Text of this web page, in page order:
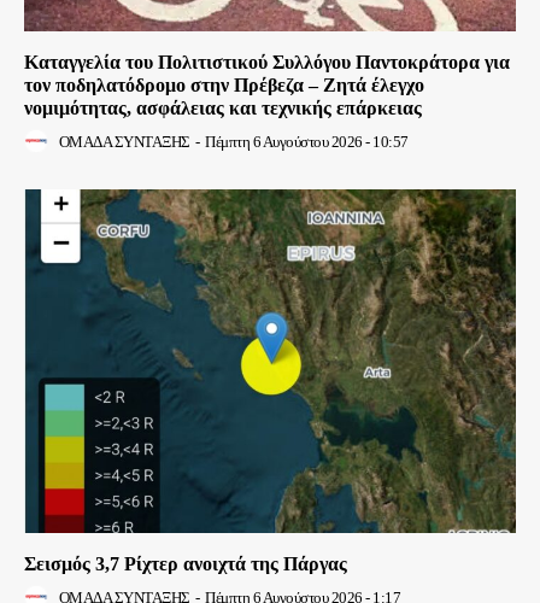
Καταγγελία του Πολιτιστικού Συλλόγου Παντοκράτορα για
τον ποδηλατόδρομο στην Πρέβεζα – Ζητά έλεγχο
νομιμότητας, ασφάλειας και τεχνικής επάρκειας
ΟΜΑΔΑ ΣΥΝΤΑΞΗΣ - Πέμπτη 6 Αυγούστου 2026 - 10:57
Σεισμός 3,7 Ρίχτερ ανοιχτά της Πάργας
ΟΜΑΔΑ ΣΥΝΤΑΞΗΣ - Πέμπτη 6 Αυγούστου 2026 - 1:17